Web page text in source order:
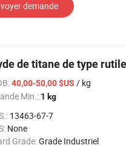
demande
de titane de type
40,00-50,00 $US / kg
Min.: 1 kg
13463-67-7
None
Grade:Grade Industriel